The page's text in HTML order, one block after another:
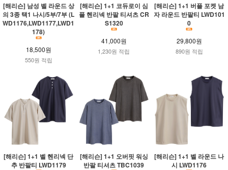
[해리슨] 남성 벨 라운드 상
의 3종 택1 나시/5부/7부 (L
WD1176,LWD1177,LWD1
178)
18,500원
550원 적립
[해리슨] 1+1 코듀로이 심
플 헨리넥 반팔 티셔츠 CR
S1320
41,000원
1,230원 적립
[해리슨] 1+1 버플 포켓 남
자 라운드 반팔티 LWD101
0
29,800원
890원 적립
[해리슨] 1+1 벨 헨리넥 단
추 반팔티 LWD1179
[해리슨] 1+1 오버핏 워싱
반팔 티셔츠 TBC1039
[해리슨] 1+1 벨 라운드 나
시 LWD1176